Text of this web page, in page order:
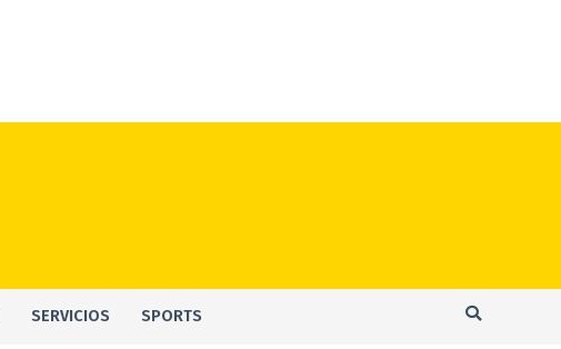
SERVICIOS SPORTS